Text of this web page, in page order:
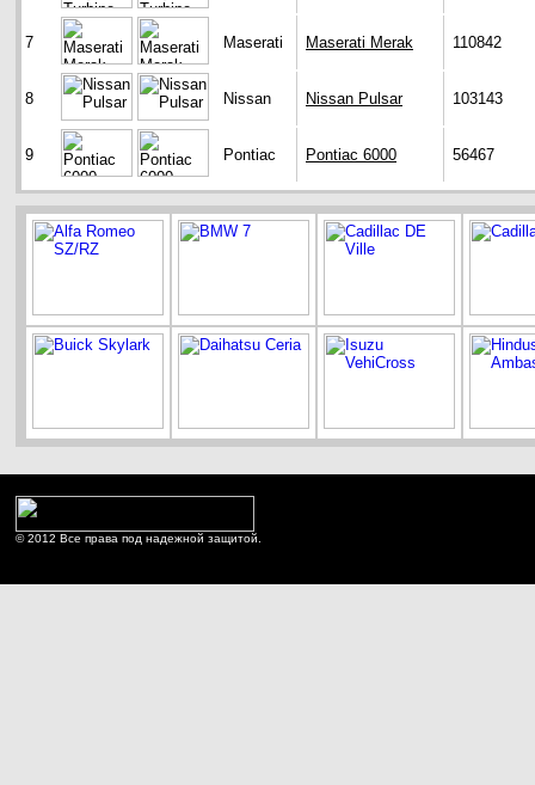
7 Maserati Maserati Merak 110842
8 Nissan Nissan Pulsar 103143
9 Pontiac Pontiac 6000 56467
© 2012 Все права под надежной защитой.